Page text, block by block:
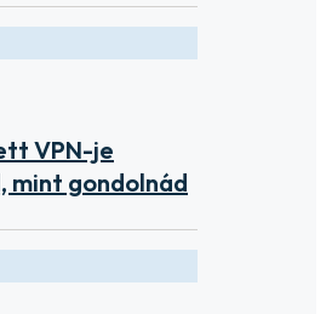
VPN-je
mint gondolnád